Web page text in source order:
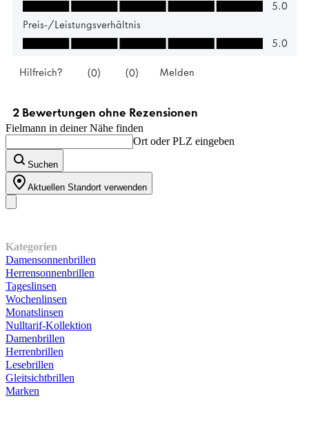
Fielmann in deiner Nähe finden
Ort oder PLZ eingeben
Suchen
Aktuellen Standort verwenden
Kategorien
Damensonnenbrillen
Herrensonnenbrillen
Tageslinsen
Wochenlinsen
Monatslinsen
Nulltarif-Kollektion
Damenbrillen
Herrenbrillen
Lesebrillen
Gleitsichtbrillen
Marken